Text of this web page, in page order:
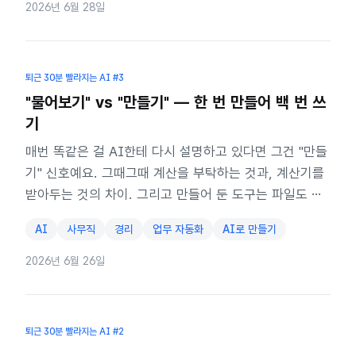
2026년 6월 28일
퇴근 30분 빨라지는 AI #3
"물어보기" vs "만들기" — 한 번 만들어 백 번 쓰
기
매번 똑같은 걸 AI한테 다시 설명하고 있다면 그건 "만들
기" 신호예요. 그때그때 계산을 부탁하는 것과, 계산기를
받아두는 것의 차이. 그리고 만들어 둔 도구는 파일도 뽑
AI 사무직 경리 업무 자동화 AI로 만들기
2026년 6월 26일
퇴근 30분 빨라지는 AI #2